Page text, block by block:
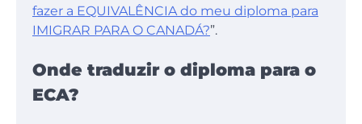
fazer a EQUIVALÊNCIA do meu diploma para
IMIGRAR PARA O CANADÁ?”.
Onde traduzir o diploma para o
ECA?